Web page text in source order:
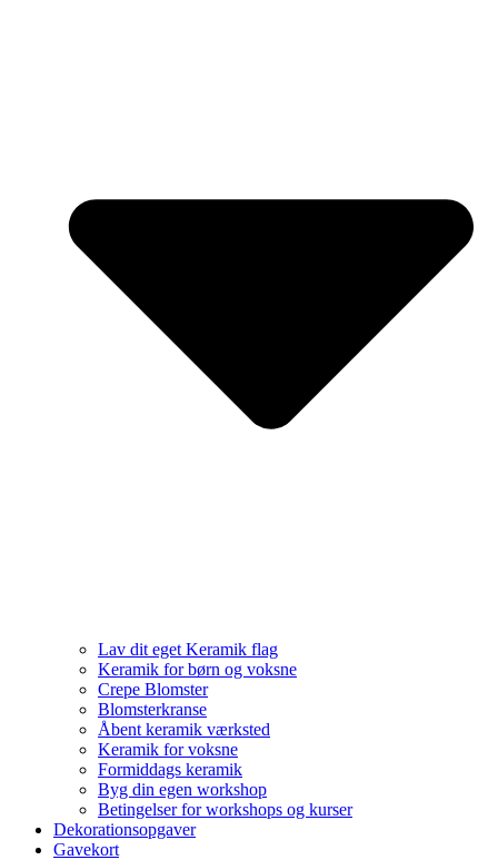
Lav dit eget Keramik flag
Keramik for børn og voksne
Crepe Blomster
Blomsterkranse
Åbent keramik værksted
Keramik for voksne
Formiddags keramik
Byg din egen workshop
Betingelser for workshops og kurser
Dekorationsopgaver
Gavekort